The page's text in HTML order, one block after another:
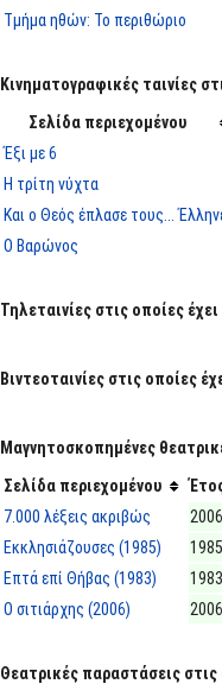
Τμήμα ηθών: Το περιθώριο
Κινηματογραφικές ταινίες
Σελίδα περιεχομένου
Έξι με 6
Η τρίτη νύχτα
Και ο Θεός έπλασε τους...
Ο Βαρώνος
Τηλεταινίες στις οποίες έχει
Βιντεοταινίες στις οποίες
Μαγνητοσκοπημένες
Σελίδα περιεχομένου
7.000 λέξεις ακριβώς
2006
Εκκλησιάζουσες (1985)
1985
Επτά επί Θήβας (1983)
1983
Ο σιτιάρχης (2006)
2006
Θεατρικές παραστάσεις στις